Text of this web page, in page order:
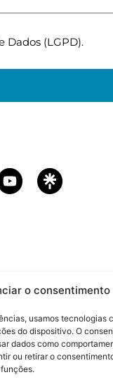
o consentimento
usamos tecnologias
do dispositivo. O
dados como
ou retirar o
Dados (LGPD).